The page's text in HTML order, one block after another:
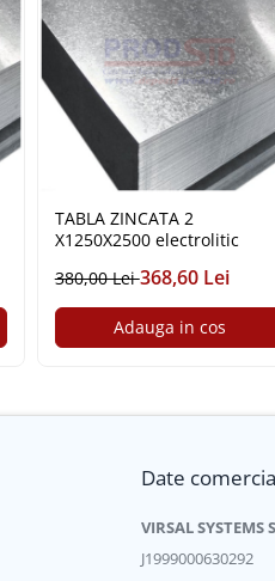
TABLA ZINCATA 2
X1250X2500 electrolitic
380,00 Lei368,60 Lei
Adauga in cos
Date
VIRSAL SYSTEMS
J1999000630292